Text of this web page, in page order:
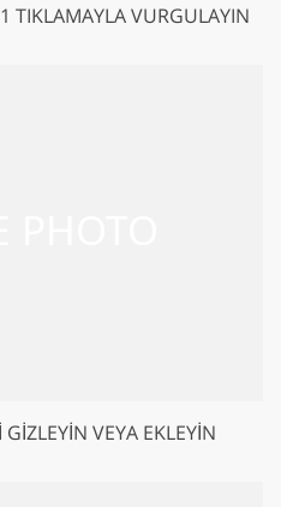
TIKLAMAYLA VURGULAYIN
VEYA EKLEYIN